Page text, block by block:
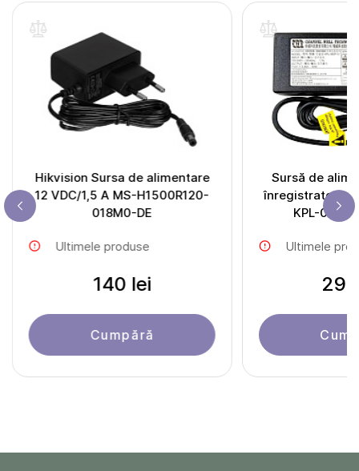
Hikvision Sursa de alimentare
12 VDC/1,5 A MS-H1500R120-
018M0-DE
Ultimele produse
140 lei
Cumpără
Sursă de
înregistratoare
KPL-040F-
Ultimele